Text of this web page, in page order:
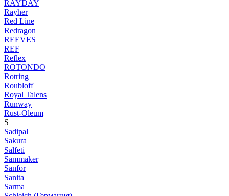
RAYDAY
Rayher
Red Line
Redragon
REEVES
REF
Reflex
ROTONDO
Rotring
Roubloff
Royal Talens
Runway
Rust-Oleum
S
Sadipal
Sakura
Salfeti
Sammaker
Sanfor
Sanita
Sarma